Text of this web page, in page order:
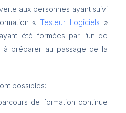
aux personnes ayant suivi
«Testeur Logiciels »
été formées par l’un de
à préparer au passage de la
possibles:
de formation continue